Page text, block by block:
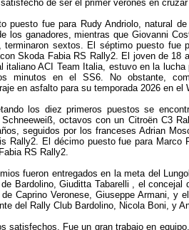
de ser el primer veronés en
puesto fue para Rudy Andriolo, natural
los ganadores, mientras que Giovanni
terminaron sextos. El séptimo puesto fue
Skoda Fabia RS Rally2. El joven de 18
italiano ACI Team Italia, estuvo en la
minutos en el SS6. No obstante,
en asfalto para su temporada 2026 en
los diez primeros puestos se
Schneeweiß, octavos con un Citroën C3
seguidos por los franceses Adrian
Rally2. El décimo puesto fue para Marco
RS Rally2.
fueron entregados en la meta del
Bardolino, Giuditta Tabarelli , el
Caprino Veronese, Giuseppe Armani, y
del Rally Club Bardolino, Nicola Boni, y
satisfechos. Fue un gran trabajo en